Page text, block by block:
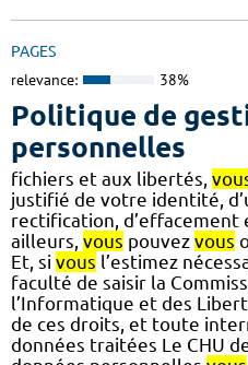
PAGES
relevance: 38%
Politique de
personnelles
fichiers et aux libertés,
justifié de votre identité,
rectification, d’effacement
ailleurs, vous pouvez vous
Et, si vous l’estimez
faculté de saisir la
l’Informatique et des
de ces droits, et toute
données traitées Le CHU